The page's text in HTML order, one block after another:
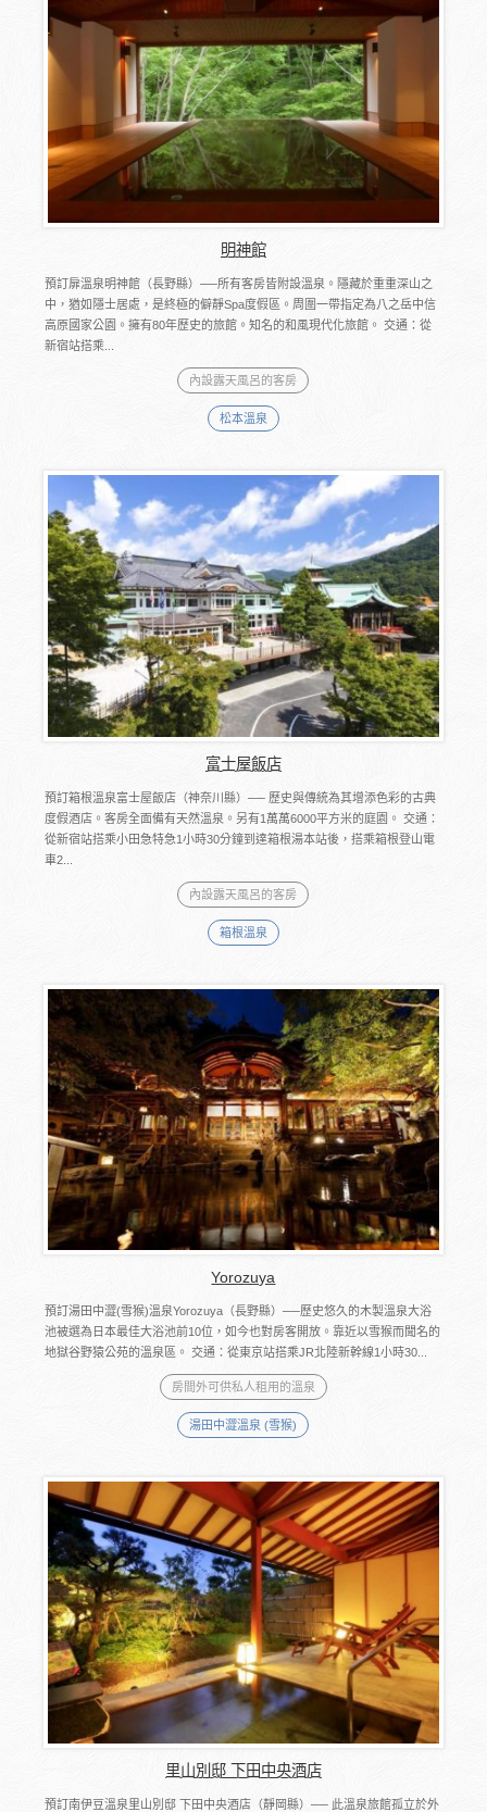
明神館
預訂扉溫泉明神館（長野縣）──所有客房皆附設溫泉。隱藏於重重深山之
中，猶如隱士居處，是終極的僻靜Spa度假區。周圍一帶指定為八之岳中信
高原國家公園。擁有80年歷史的旅館。知名的和風現代化旅館。 交通：從
新宿站搭乘...
內設露天風呂的客房
松本溫泉
富士屋飯店
預訂箱根溫泉富士屋飯店（神奈川縣）── 歷史與傳統為其增添色彩的古典
度假酒店。客房全面備有天然溫泉。另有1萬萬6000平方米的庭園。 交通：
從新宿站搭乘小田急特急1小時30分鐘到達箱根湯本站後，搭乘箱根登山電
車2...
內設露天風呂的客房
箱根溫泉
Yorozuya
預訂湯田中澀(雪猴)溫泉Yorozuya（長野縣）──歷史悠久的木製溫泉大浴
池被選為日本最佳大浴池前10位，如今也對房客開放。靠近以雪猴而聞名的
地獄谷野猿公苑的溫泉區。 交通：從東京站搭乘JR北陸新幹線1小時30...
房間外可供私人租用的溫泉
湯田中澀溫泉 (雪猴)
里山別邸 下田中央酒店
預訂南伊豆溫泉里山別邸 下田中央酒店（靜岡縣）── 此溫泉旅館孤立於外